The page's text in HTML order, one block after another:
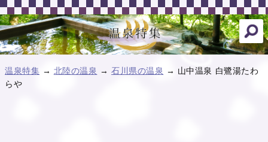
温泉特集 → 北陸の温泉 →石川県の温泉 → 山中温泉 白鷺湯たわ
らや